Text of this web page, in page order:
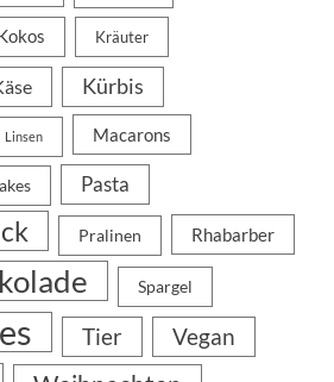
Kräuter
Kürbis
Linsen Macarons
Pasta
Pralinen Rhabarber
Spargel
Tier Vegan